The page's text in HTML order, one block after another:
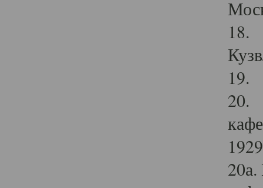
18.
19.
20.